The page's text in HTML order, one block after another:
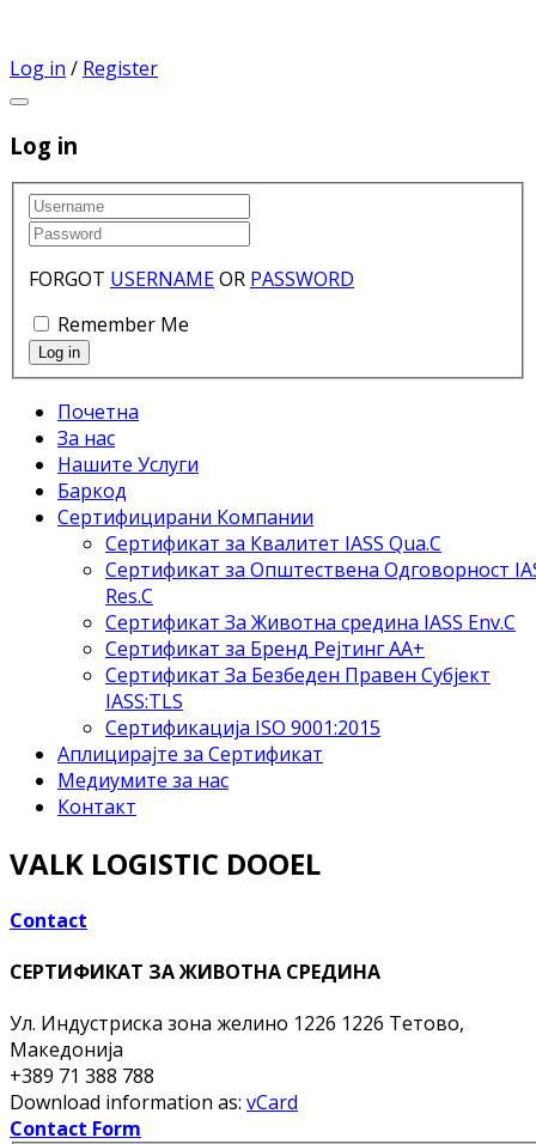
Log in / Register
Log in
FORGOT USERNAMEOR PASSWORD
Remember Me
Почетна
За нас
Нашите Услуги
Баркод
Сертифицирани Компании
Сертификат за Квалитет IASS Qua.C
Сертификат за Општествена Одговорност
Res.C
Сертификат За Животна средина IASS Env.C
Сертификат за Бренд Рејтинг АА+
Сертификат За Безбеден Правен Субјект
IASS:TLS
Сертификација ISO 9001:2015
Аплицирајте за Сертификат
Медиумите за нас
Контакт
VALK LOGISTIC DOOEL
Contact
СЕРТИФИКАТ ЗА ЖИВОТНА СРЕДИНА
Ул. Индустриска зона желино 1226 1226 Тетово,
Македонија
+389 71 388 788
Download information as: vCard
Contact Form